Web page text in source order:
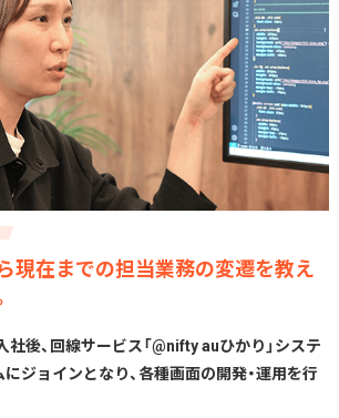
現在までの担当業務の変遷を教え
社後、回線サービス「@nifty auひかり」システ
ジョインとなり、各種画面の開発・運用を行